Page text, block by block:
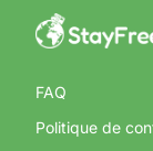
FAQ
Politique de